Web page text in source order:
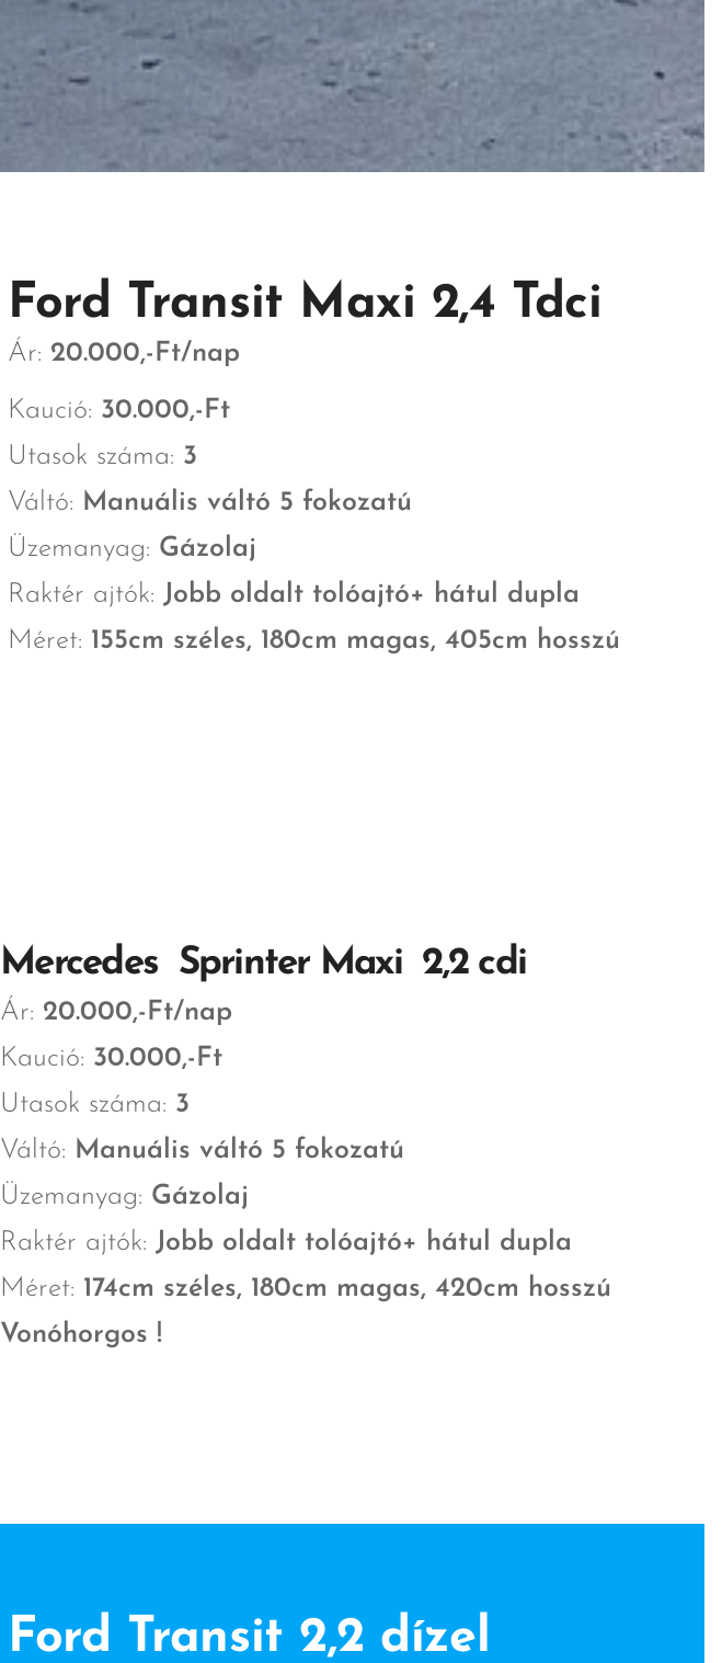
Ford Transit Maxi 2,4 Tdci
Ár: 20.000,-Ft/nap
Kaució: 30.000,-Ft
Utasok száma: 3
Váltó: Manuális váltó 5 fokozatú
Üzemanyag: Gázolaj
Raktér ajtók: Jobb oldalt tolóajtó+ hátul dupla
Méret: 155cm széles, 180cm magas, 405cm hosszú
Mercedes Sprinter Maxi 2,2 cdi
Ár: 20.000,-Ft/nap
Kaució: 30.000,-Ft
Utasok száma: 3
Váltó: Manuális váltó 5 fokozatú
Üzemanyag: Gázolaj
Raktér ajtók: Jobb oldalt tolóajtó+ hátul dupla
Méret: 174cm széles, 180cm magas, 420cm hosszú
Vonóhorgos !
Ford Transit 2,2 dízel